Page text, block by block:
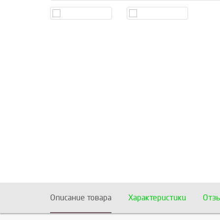
Описание товара Характеристики